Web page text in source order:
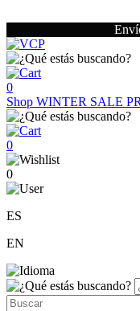
0
Shop WINTER SALE
0
0
ES
EN